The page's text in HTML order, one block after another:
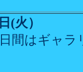
(火）
間はギャラ